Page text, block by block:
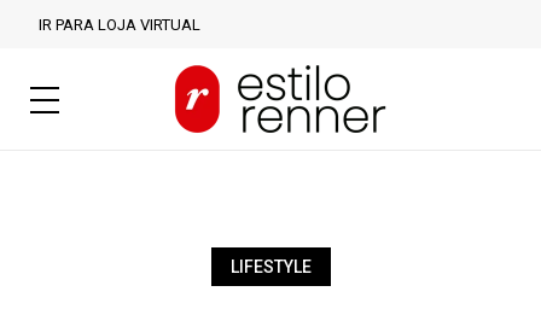
IR PARA LOJA VIRTUAL
LIFESTYLE